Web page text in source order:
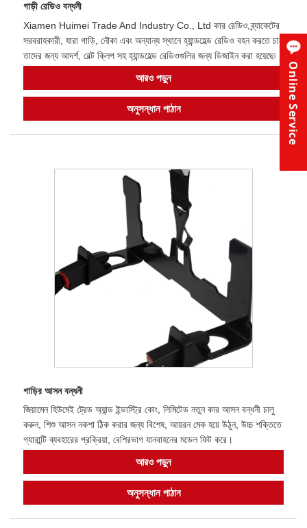
গাড়ী রেডিও বন্ধনী
Xiamen Huimei Trade And Industry Co., Ltd কার রেডিও ব্র্যাকেটের
সরবরাহকারী, যারা গাড়ি, নৌকা এবং অন্যান্য স্থানে হ্যান্ডহেল্ড রেডিও বহন করতে চান
তাদের জন্য আদর্শ, বেল্ট ক্লিপ সহ হ্যান্ডহেল্ড রেডিওগুলির জন্য ডিজাইন করা হয়েছে৷
আরও পড়ুন
অনুসন্ধান পাঠান
গাড়ির আসন বন্ধনী
জিয়ামেন হিউমেই ট্রেড অ্যান্ড ইন্ডাস্ট্রি কোং, লিমিটেড নতুন কার আসন বন্ধনী চালু
করুন, শিশু আসন নকশা ঠিক করার জন্য বিশেষ, আয়রন মেক হয়ে উঠুন, উচ্চ শক্তিতে
গ্যারান্টি ব্যবহারের প্রক্রিয়া, বেশিরভাগ যানবাহনের মডেল ফিট করে।
আরও পড়ুন
অনুসন্ধান পাঠান
Online Service